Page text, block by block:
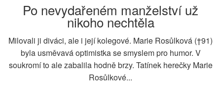
Po nevydařeném manželství už
nikoho nechtěla
Milovali ji diváci, ale i její kolegové. Marie Rosůlková (†91)
byla usměvavá optimistka se smyslem pro humor. V
soukromí to ale zabalila hodně brzy. Tatínek herečky Marie
Rosůlkové...